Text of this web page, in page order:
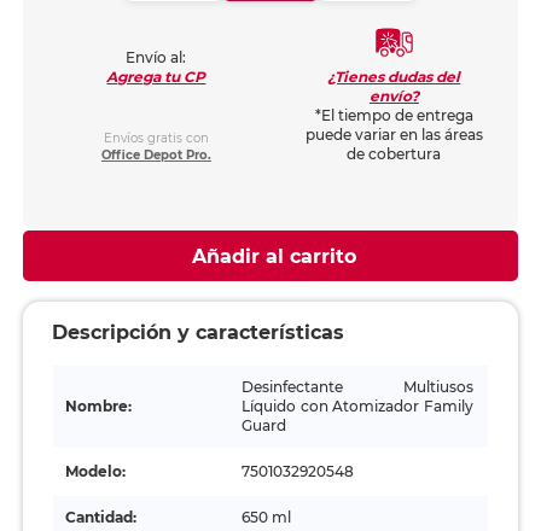
Envío al:
Agrega tu CP
Envíos gratis con
Office Depot Pro.
¿Tienes dudas del
envío?
*El tiempo de entrega
puede variar en las áreas
de cobertura
Añadir al carrito
Descripción y características
Nombre:
Desinfectante Multiusos
Líquido con Atomizador Family
Guard
Modelo: 7501032920548
Cantidad: 650 ml